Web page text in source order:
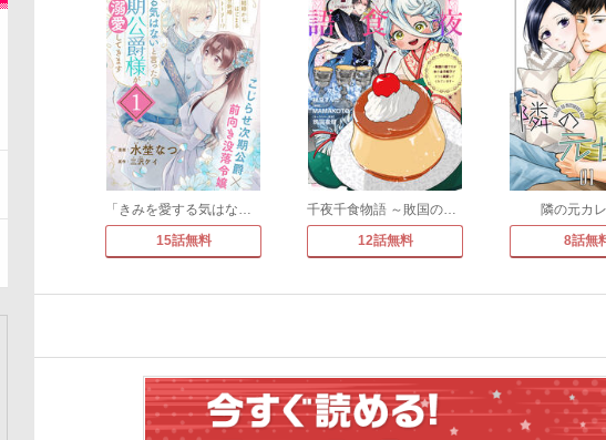
15話無料
12話無料
隣の元カ
8話無